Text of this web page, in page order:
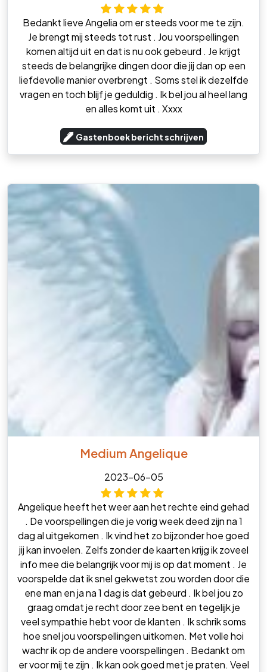
Bedankt lieve Angelia om er steeds voor me te zijn.
Je brengt mij steeds tot rust . Jou voorspellingen
komen altijd uit en dat is nu ook gebeurd . Je krijgt
steeds de belangrijke dingen door die jij dan op een
liefdevolle manier overbrengt . Soms stel ik dezelfde
vragen en toch blijf je geduldig . Ik bel jou al heel lang
en alles komt uit . Xxxx
Gastenboek bericht schrijven
Medium Angelique
2023-06-05
Angelique heeft het weer aan het rechte eind gehad
. De voorspellingen die je vorig week deed zijn na 1
dag al uitgekomen . Ik vind het zo bijzonder hoe goed
jij kan invoelen. Zelfs zonder de kaarten krijg ik zoveel
info mee die belangrijk voor mij is op dat moment . Je
voorspelde dat ik snel gekwetst zou worden door die
ene man en ja na 1 dag is dat gebeurd . Ik bel jou zo
graag omdat je recht door zee bent en tegelijk je
veel sympathie hebt voor de klanten . Ik schrik soms
hoe snel jou voorspellingen uitkomen. Met volle hoi
wachr ik op de andere voorspellingen . Bedankt om
er voor mij te zijn . Ik kan ook goed met je praten. Veel